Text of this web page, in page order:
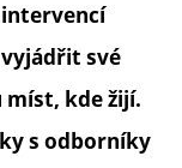
své
kde žijí.
s odborníky